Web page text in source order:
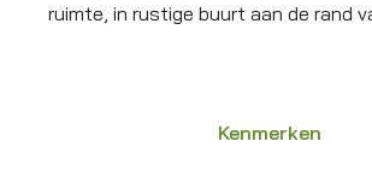
Kenmerken
ruimte, in rustige buurt aan de rand